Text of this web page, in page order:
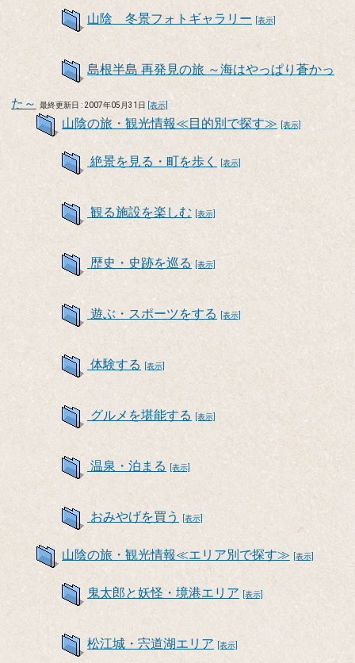
山陰 冬景フォトギャラリー [表示]
島根半島 再発見の旅 ～海はやっぱり蒼かっ
た～ 最終更新日 : 2007年05月31日 [表示]
山陰の旅・観光情報≪目的別で探す≫ [表示]
絶景を見る・町を歩く [表示]
観る施設を楽しむ [表示]
歴史・史跡を巡る [表示]
遊ぶ・スポーツをする [表示]
体験する [表示]
グルメを堪能する [表示]
温泉・泊まる [表示]
おみやげを買う [表示]
山陰の旅・観光情報≪エリア別で探す≫ [表示]
鬼太郎と妖怪・境港エリア [表示]
松江城・宍道湖エリア [表示]